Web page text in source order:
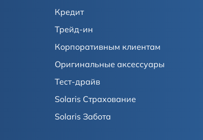
Кредит
Трейд-ин
Корпоративным клиентам
Оригинальные аксессуары
Тест-драйв
Solaris Страхование
Solaris Забота